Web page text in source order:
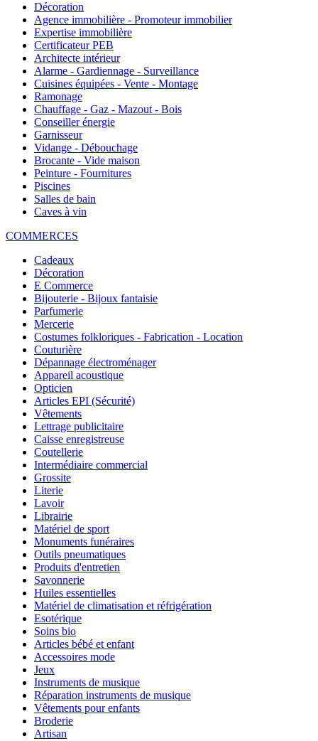
Décoration
Agence immobilière - Promoteur immobilier
Expertise immobilière
Certificateur PEB
Architecte intérieur
Alarme - Gardiennage - Surveillance
Cuisines équipées - Vente - Montage
Ramonage
Chauffage - Gaz - Mazout - Bois
Conseiller énergie
Garnisseur
Vidange - Débouchage
Brocante - Vide maison
Peinture - Fournitures
Piscines
Salles de bain
Caves à vin
COMMERCES
Cadeaux
Décoration
E Commerce
Bijouterie - Bijoux fantaisie
Parfumerie
Mercerie
Costumes folkloriques - Fabrication - Location
Couturière
Dépannage électroménager
Appareil acoustique
Opticien
Articles EPI (Sécurité)
Vêtements
Lettrage publicitaire
Caisse enregistreuse
Coutellerie
Intermédiaire commercial
Grossite
Literie
Lavoir
Librairie
Matériel de sport
Monuments funéraires
Outils pneumatiques
Produits d'entretien
Savonnerie
Huiles essentielles
Matériel de climatisation et réfrigération
Esotérique
Soins bio
Articles bébé et enfant
Accessoires mode
Jeux
Instruments de musique
Réparation instruments de musique
Vêtements pour enfants
Broderie
Artisan